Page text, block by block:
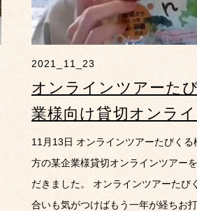
2021_11_23
オンラインツアーた
業様向け貸切オンラ
11月13日 オンラインツアーたびく
方の某企業様貸切オンラインツアー
だきました。 オンラインツアーたび
合いも気がつけばもう一年が経ちお